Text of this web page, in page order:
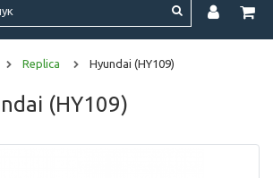
Replica Hyundai (HY109)
(HY109)